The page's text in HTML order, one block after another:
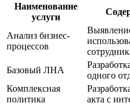
Наименование
услуги
Анализ бизнес-
процессов
Базовый ЛНА
одного
Комплексная
политика
акта с